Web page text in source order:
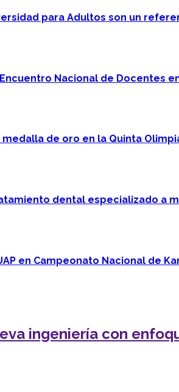
para Adultos son un
Encuentro Nacional de Docentes
medalla de oro en la Quinta
dental especializado a
en Campeonato Nacional de
ingeniería con